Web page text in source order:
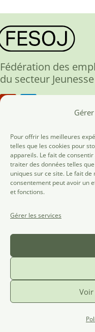
Pour offrir les meilleures
telles que les cookies pour
appareils. Le fait de
traiter des données telles
uniques sur ce site. Le fait
consentement peut avoir un
et fonctions.
Gérer les services
Voir
Fédération des
du secteur Jeunesse
rue